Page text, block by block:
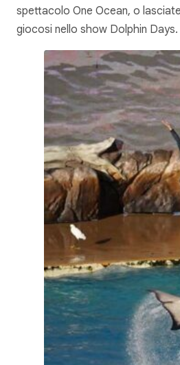
spettacolo One Ocean, o
giocosi nello show Dolphin Days.